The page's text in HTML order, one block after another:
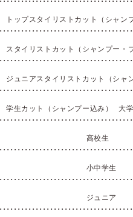
トップスタイリストカット（シャン
スタイリストカット（シャンプー・
ジュニアスタイリストカット（シャ
学生カット（シャンプー込み） 大
高校生
小中学生
ジュニア